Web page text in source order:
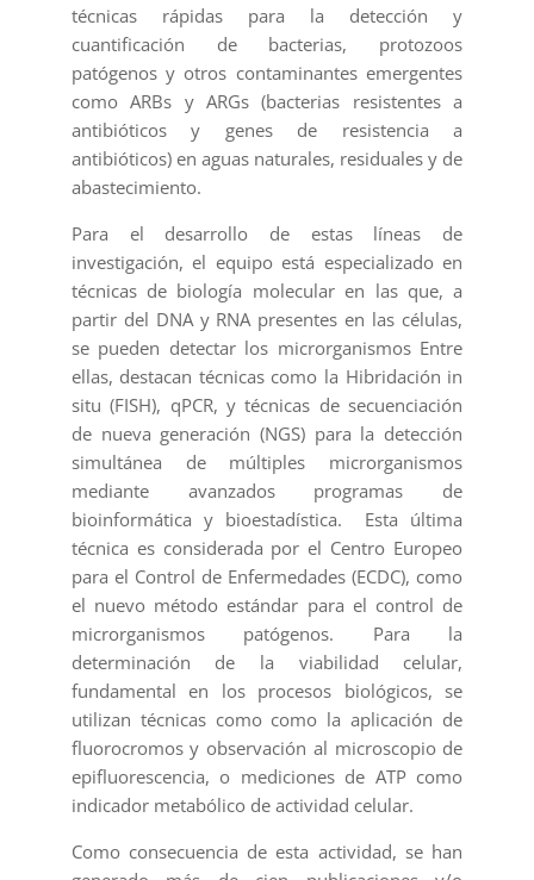
técnicas rápidas para la detección y
cuantificación de bacterias, protozoos
patógenos y otros contaminantes emergentes
como ARBs y ARGs (bacterias resistentes a
antibióticos y genes de resistencia a
antibióticos) en aguas naturales, residuales y de
abastecimiento.
Para el desarrollo de estas líneas de
investigación, el equipo está especializado en
técnicas de biología molecular en las que, a
partir del DNA y RNA presentes en las células,
se pueden detectar los microrganismos Entre
ellas, destacan técnicas como la Hibridación in
situ (FISH), qPCR, y técnicas de secuenciación
de nueva generación (NGS) para la detección
simultánea de múltiples microrganismos
mediante avanzados programas de
bioinformática y bioestadística. Esta última
técnica es considerada por el Centro Europeo
para el Control de Enfermedades (ECDC), como
el nuevo método estándar para el control de
microrganismos patógenos. Para la
determinación de la viabilidad celular,
fundamental en los procesos biológicos, se
utilizan técnicas como como la aplicación de
fluorocromos y observación al microscopio de
epifluorescencia, o mediciones de ATP como
indicador metabólico de actividad celular.
Como consecuencia de esta actividad, se han